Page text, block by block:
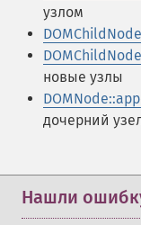
узлом
новые узлы
дочерний
Нашли